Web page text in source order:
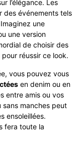
l’élégance. Les
des événements tels
une
une version
de choisir des
réussir ce look.
vous pouvez vous
en denim ou en
entre amis ou vos
sans manches peut
ensoleillées.
fera toute la